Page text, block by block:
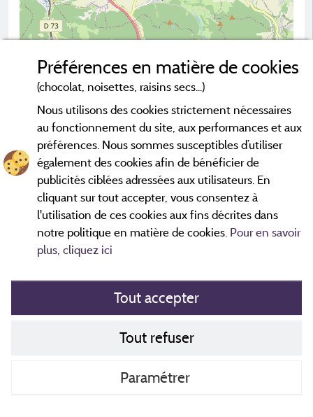
2 km © OpenStreetMap contributors
Contacter le camping
Politique de cookies
Préférences en matière de cookies
(chocolat, noisettes, raisins secs...)
Nous utilisons des cookies strictement nécessaires
au fonctionnement du site, aux performances et aux
préférences. Nous sommes susceptibles d’utiliser
également des cookies afin de bénéficier de
publicités ciblées adressées aux utilisateurs. En
cliquant sur tout accepter, vous consentez à
l'utilisation de ces cookies aux fins décrites dans
notre politique en matière de cookies. Pour en savoir
plus, cliquez ici
Tout accepter
Tout refuser
Paramétrer